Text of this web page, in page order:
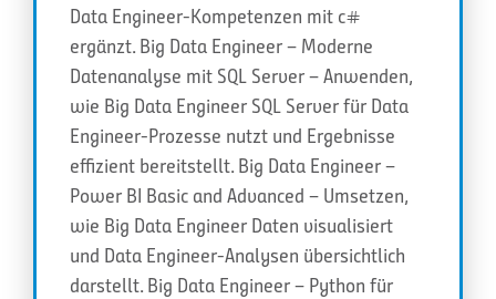
Data Engineer-Kompetenzen mit c#
ergänzt. Big Data Engineer – Moderne
Datenanalyse mit SQL Server – Anwenden,
wie Big Data Engineer SQL Server für Data
Engineer-Prozesse nutzt und Ergebnisse
effizient bereitstellt. Big Data Engineer –
Power BI Basic and Advanced – Umsetzen,
wie Big Data Engineer Daten visualisiert
und Data Engineer-Analysen übersichtlich
darstellt. Big Data Engineer – Python für